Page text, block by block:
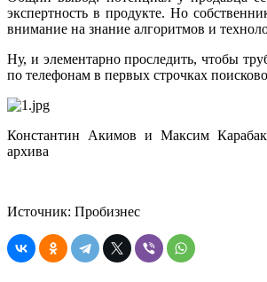
экспертность в продукте. Но
внимание на знание алгоритмов и
Ну, и элементарно проследить, чтобы
по телефонам в первых строчках
Константин Акимов и Максим
архива
Источник: Пробизнес